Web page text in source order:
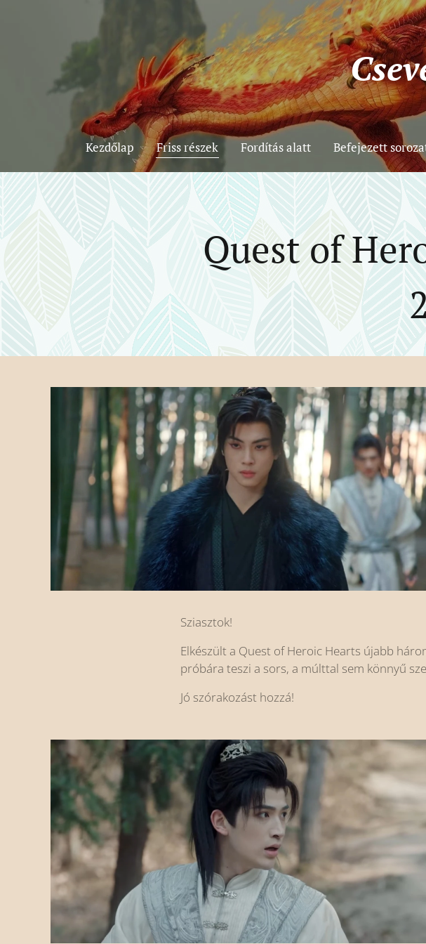
Kezdőlap Friss részek Fordítás alatt Befejezett
Quest of
Sziasztok!
Elkészült a Quest of Heroic Hearts újabb
próbára teszi a sors, a múlttal sem könnyű
Jó szórakozást hozzá!